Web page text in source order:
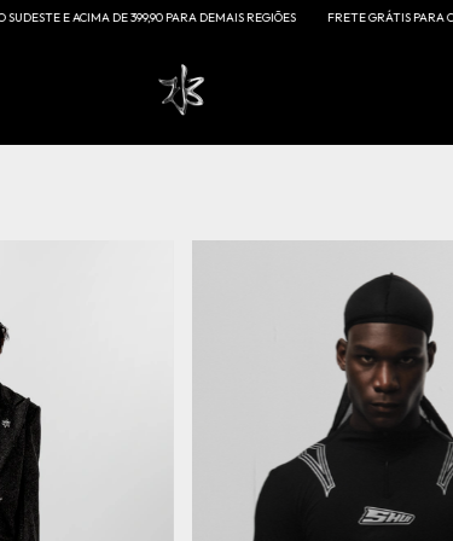
DEMAIS REGIÕES FRETE GRÁTIS PARA COMPRAS ACIMA DE R$249,90